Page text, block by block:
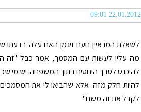
לשאלת המראיין נועם זיגמן האם עלה בדעתו
מה עליו לעשות עם המסמך, אמר כבל "זה
להיכנס לסבך היחסים בתוך המשפחה. יש מי
להיות חלק מזה. אלא שהביאו לי את
לקבל את זה משם"